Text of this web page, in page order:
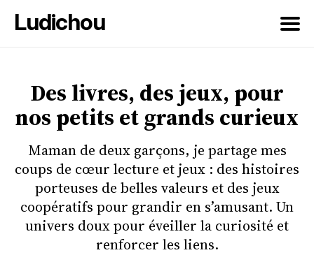
Ludichou
sur
blog
Des livres, des jeux, pour
nos petits et grands curieux
Maman de deux garçons, je partage mes
coups de cœur lecture et jeux : des histoires
porteuses de belles valeurs et des jeux
coopératifs pour grandir en s’amusant. Un
univers doux pour éveiller la curiosité et
renforcer les liens.